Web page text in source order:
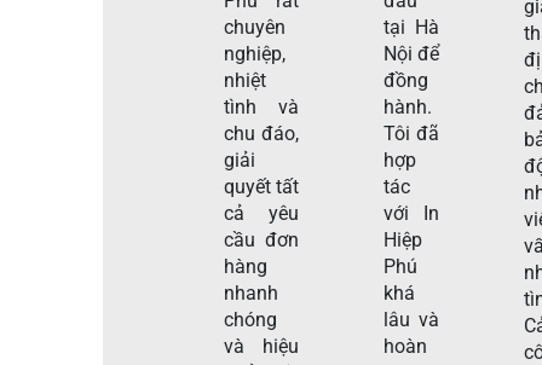
chuyên
nghiệp,
nhiệt
tình và
chu đáo,
giải
quyết tất
cả yêu
cầu đơn
hàng
nhanh
chóng
và hiệu
tại Hà
Nội để
đồng
hành.
Tôi đã
hợp
tác
với In
Hiệp
Phú
khá
lâu và
hoàn